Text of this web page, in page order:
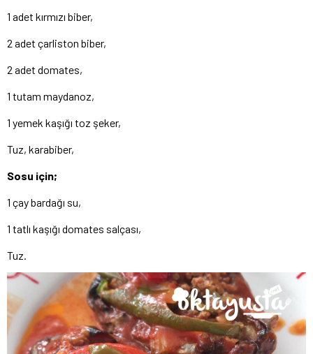
1 adet kırmızı biber,
2 adet çarliston biber,
2 adet domates,
1 tutam maydanoz,
1 yemek kaşığı toz şeker,
Tuz, karabiber,
Sosu için;
1 çay bardağı su,
1 tatlı kaşığı domates salçası,
Tuz.